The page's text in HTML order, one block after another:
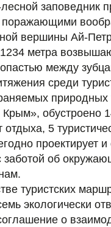
заповедник
вершины Ай-
метра
между
среди
природных
обустроено
5
проектирует
заботой об
туристских
экологически
о